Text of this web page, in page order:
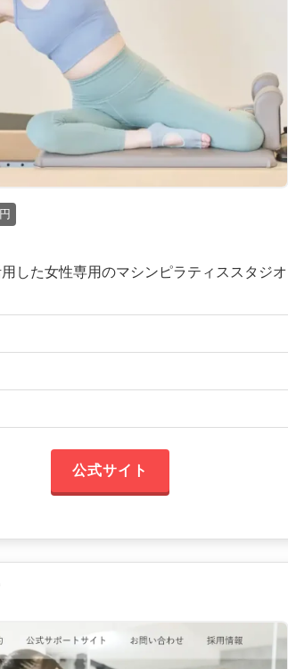
した女性専用のマシンピラティススタジオ
公式サイト